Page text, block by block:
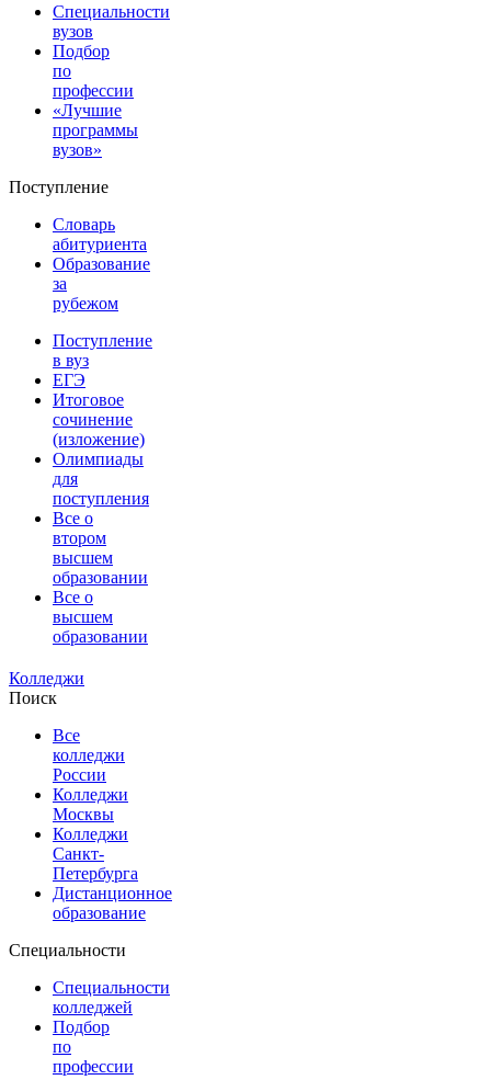
Специальности
вузов
Подбор
по
профессии
«Лучшие
программы
вузов»
Поступление
Словарь
абитуриента
Образование
за
рубежом
Поступление
в вуз
ЕГЭ
Итоговое
сочинение
(изложение)
Олимпиады
для
поступления
Все о
втором
высшем
образовании
Все о
высшем
образовании
Колледжи
Поиск
Все
колледжи
России
Колледжи
Москвы
Колледжи
Санкт-
Петербурга
Дистанционное
образование
Специальности
Специальности
колледжей
Подбор
по
профессии